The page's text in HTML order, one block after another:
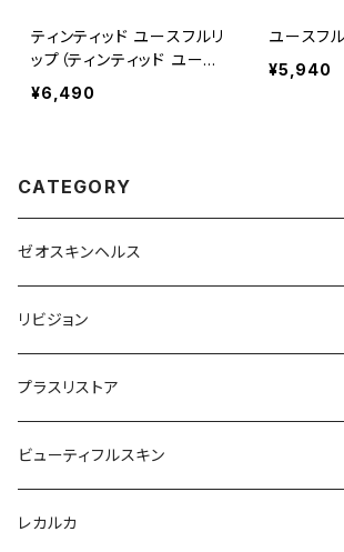
ティンティッド ユースフルリ
ップ（ティンティッド ユース
フルリップ）
¥6,490
ユースフ
¥5,940
CATEGORY
ゼオスキンヘルス
洗顔料・化粧水
美容液（光老化ケア）
美容液（透明感ケア）
美容液（エイジングケア［ビタミンAシリーズ］）
リビジョン
化粧水
クリーム
美容液
プラスリストア
洗顔
ビューティフルスキン
モイストケア
レカルカ